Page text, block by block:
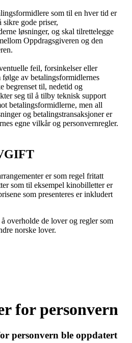
som til en hver tid er
gode priser,
løsninger, og skal tilrettelegge
Oppdragsgiveren og den
feil, forsinkelser eller
følge av betalingsformidlernes
begrenset til, nedetid og
seg til å tilby teknisk support
betalingsformidlerne, men all
og betalingstransaksjoner er
egne vilkår og personvernregler.
er som regel fritatt
som til eksempel kinobilletter er
som presenteres er inkludert
overholde de lover og regler som
norske lover.
for personvern
personvern ble oppdatert